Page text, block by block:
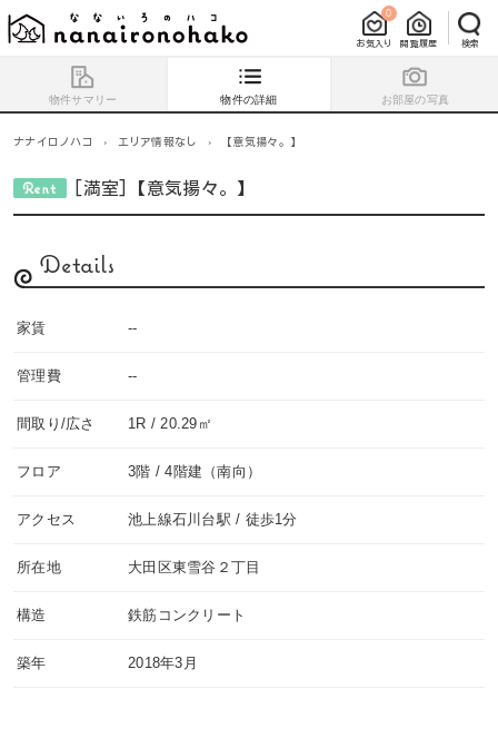
お気入り
0
閲覧履歴 検索
物件サマリー 物件の詳細 お部屋の写真
ナナイロノハコ › エリア情報なし › 【意気揚々。】
[満室]【意気揚々。】
Details
家賃 --
管理費 --
間取り/広さ 1R / 20.29㎡
フロア 3階 / 4階建（南向）
アクセス 池上線石川台駅 / 徒歩1分
所在地 大田区東雪谷２丁目
構造 鉄筋コンクリート
築年 2018年3月